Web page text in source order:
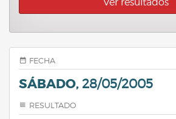
FECHA
SÁBADO, 28/05/2005
RESULTADO